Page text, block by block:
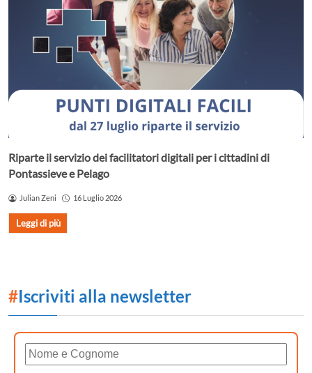
Riparte il servizio dei facilitatori digitali per i cittadini di
Pontassieve e Pelago
Julian Zeni 16 Luglio 2026
Leggi di più
#Iscriviti alla newsletter